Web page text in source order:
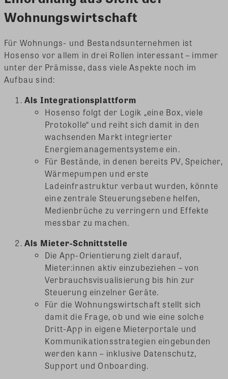
Wohnungswirtschaft
Für Wohnungs- und Bestandsunternehmen ist
Hosenso vor allem in drei Rollen interessant – immer
unter der Prämisse, dass viele Aspekte noch im
Aufbau sind:
Als Integrationsplattform
Hosenso folgt der Logik „eine Box, viele
Protokolle“ und reiht sich damit in den
wachsenden Markt integrierter
Energiemanagementsysteme ein.
Für Bestände, in denen bereits PV, Speicher,
Wärmepumpen und erste
Ladeinfrastruktur verbaut wurden, könnte
eine zentrale Steuerungsebene helfen,
Medienbrüche zu verringern und Effekte
messbar zu machen.
Als Mieter-Schnittstelle
Die App-Orientierung zielt darauf,
Mieter:innen aktiv einzubeziehen – von
Verbrauchsvisualisierung bis hin zur
Steuerung einzelner Geräte.
Für die Wohnungswirtschaft stellt sich
damit die Frage, ob und wie eine solche
Dritt-App in eigene Mieterportale und
Kommunikationsstrategien eingebunden
werden kann – inklusive Datenschutz,
Support und Onboarding.